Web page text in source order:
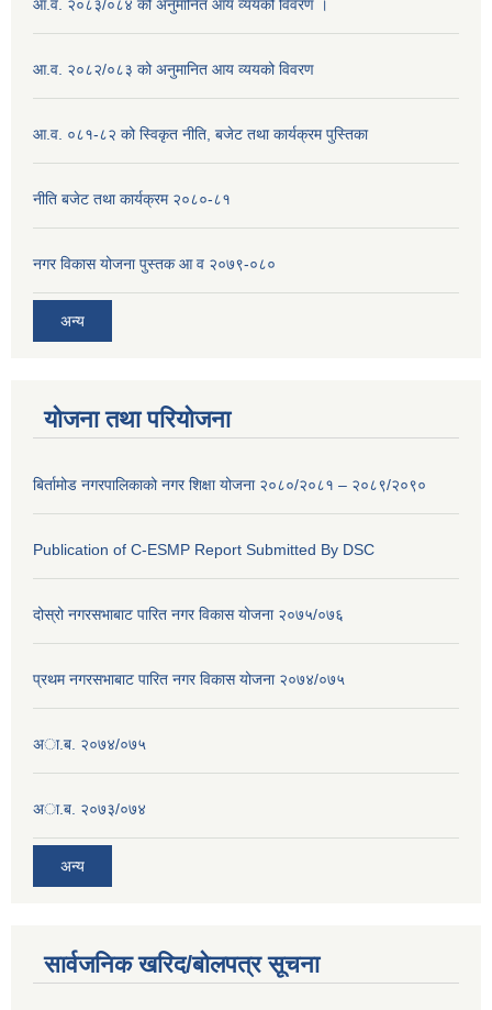
आ.व. २०८३/०८४ को अनुमानित आय व्ययको विवरण ।
आ.व. २०८२/०८३ को अनुमानित आय व्ययको विवरण
आ.व. ०८१-८२ को स्विकृत नीति, बजेट तथा कार्यक्रम पुस्तिका
नीति बजेट तथा कार्यक्रम २०८०-८१
नगर विकास योजना पुस्तक आ व २०७९-०८०
अन्य
योजना तथा परियोजना
बिर्तामोड नगरपालिकाको नगर शिक्षा योजना २०८०/२०८१ – २०८९/२०९०
Publication of C-ESMP Report Submitted By DSC
दोस्रो नगरसभाबाट पारित नगर विकास योजना २०७५/०७६
प्रथम नगरसभाबाट पारित नगर विकास योजना २०७४/०७५
अा.ब. २०७४/०७५
अा.ब. २०७३/०७४
अन्य
सार्वजनिक खरिद/बोलपत्र सूचना